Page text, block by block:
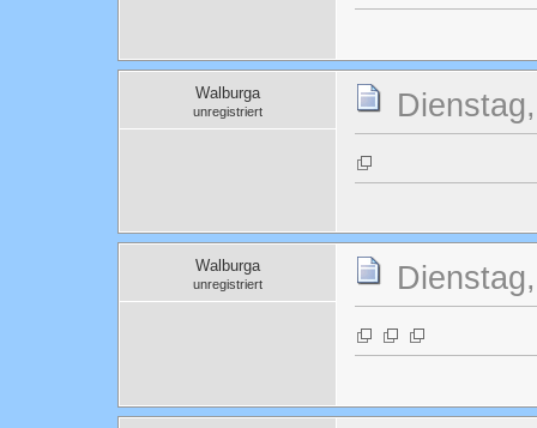
Walburga
unregistriert
Walburga
unregistriert